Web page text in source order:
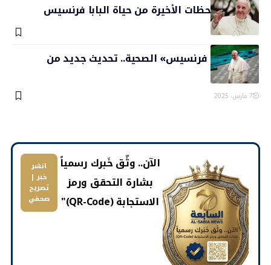
تفاصيل اللحظات الأخيرة من حياة البابا فرنسيس
24 أبريل، 2025
حالة «البابا فرنسيس» الصحية.. تحديث جديد من
الفاتيكان
7 مارس، 2025
​الآن.. وثّق خَبرك رسمياً
بشارة التحقق ورمز
الاستجابة (QR-Code)"
انشر
خبر |
تصريح
صحفي